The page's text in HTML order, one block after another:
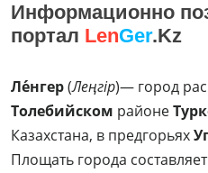
Информационно
портал LenGer.Kz
Ле́нгер(Леңгір)— город
Толебийском районе
Казахстана, в предгорьях
Площать города составляет